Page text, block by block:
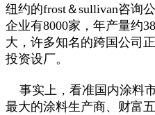
纽约的frost＆sullivan咨询
企业有8000家，年产量约
大，许多知名的跨国公司
投资设厂。
事实上，看准国内涂料
最大的涂料生产商、财富